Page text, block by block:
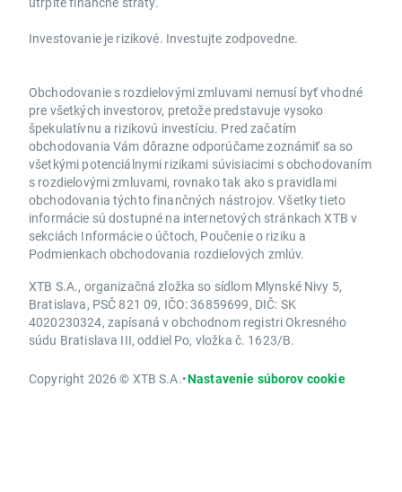
Investovanie je rizikové. Investujte zodpovedne.
Obchodovanie s rozdielovými zmluvami nemusí byť vhodné
pre všetkých investorov, pretože predstavuje vysoko
špekulatívnu a rizikovú investíciu. Pred začatím
obchodovania Vám dôrazne odporúčame zoznámiť sa so
všetkými potenciálnymi rizikami súvisiacimi s obchodovaním
s rozdielovými zmluvami, rovnako tak ako s pravidlami
obchodovania týchto finančných nástrojov. Všetky tieto
informácie sú dostupné na internetových stránkach XTB v
sekciách Informácie o účtoch, Poučenie o riziku a
Podmienkach obchodovania rozdielových zmlúv.
XTB S.A., organizačná zložka so sídlom Mlynské Nivy 5,
Bratislava, PSČ 821 09, IČO: 36859699, DIČ: SK
4020230324, zapísaná v obchodnom registri Okresného
súdu Bratislava III, oddiel Po, vložka č. 1623/B.
Copyright 2026 © XTB S.A.•Nastavenie súborov cookie